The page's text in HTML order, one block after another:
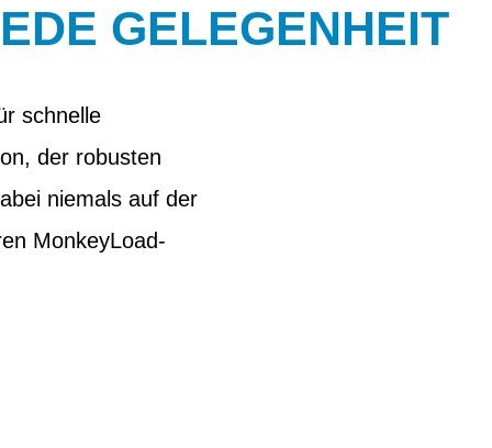
GELEGENHEIT
schnelle
der robusten
niemals auf der
MonkeyLoad-